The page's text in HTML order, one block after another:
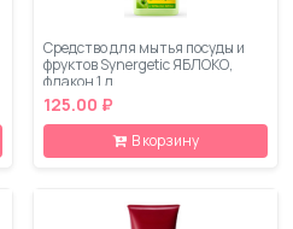
Средство для мытья посуды и
фруктов Synergetic ЯБЛОКО,
флакон 1 л
125.00 ₽
В корзину